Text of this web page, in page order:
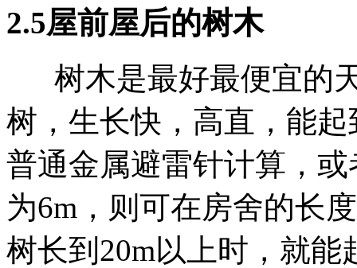
2.5屋前屋后的树木
树木是最好最便宜的
树，生长快，高直，能
普通金属避雷针计算，
为6m，则可在房舍的长
树长到20m以上时，就